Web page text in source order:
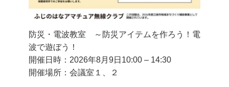
防災・電波教室 ～防災アイテムを作ろう！電
波で遊ぼう！
開催日時：2026年8月9日 10:00 – 14:30
開催場所：会議室１、２